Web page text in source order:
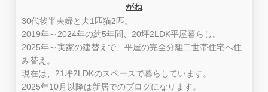
がね
30代後半夫婦と犬1匹猫2匹。
2019年～2024年の約5年間、20坪2LDK平屋暮らし。
2025年～実家の建替えで、平屋の完全分離二世帯住宅へ住
み替え。
現在は、21坪2LDKのスペースで暮らしています。
2025年10月以降は新居でのブログになります。